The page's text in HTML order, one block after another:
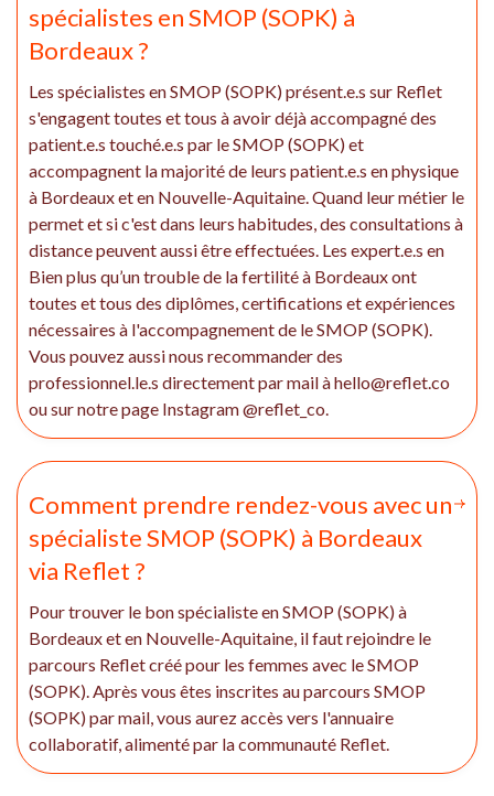
spécialistes en SMOP (SOPK) à
Bordeaux ?
Les spécialistes en SMOP (SOPK) présent.e.s sur Reflet
s'engagent toutes et tous à avoir déjà accompagné des
patient.e.s touché.e.s par le SMOP (SOPK) et
accompagnent la majorité de leurs patient.e.s en physique
à Bordeaux et en Nouvelle-Aquitaine. Quand leur métier le
permet et si c'est dans leurs habitudes, des consultations à
distance peuvent aussi être effectuées. Les expert.e.s en
Bien plus qu’un trouble de la fertilité à Bordeaux ont
toutes et tous des diplômes, certifications et expériences
nécessaires à l'accompagnement de le SMOP (SOPK).
Vous pouvez aussi nous recommander des
professionnel.le.s directement par mail à hello@reflet.co
ou sur notre page Instagram @reflet_co.
Comment prendre rendez-vous avec un
spécialiste SMOP (SOPK) à Bordeaux
via Reflet ?
Pour trouver le bon spécialiste en SMOP (SOPK) à
Bordeaux et en Nouvelle-Aquitaine, il faut rejoindre le
parcours Reflet créé pour les femmes avec le SMOP
(SOPK). Après vous êtes inscrites au parcours SMOP
(SOPK) par mail, vous aurez accès vers l'annuaire
collaboratif, alimenté par la communauté Reflet.